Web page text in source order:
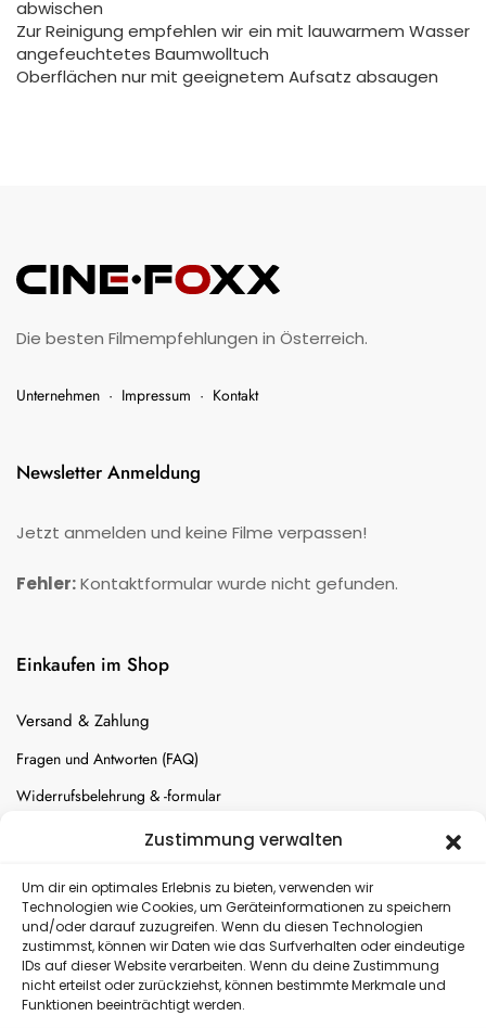
Zustimmung verwalten
Um dir ein optimales Erlebnis zu bieten, verwenden wir
Technologien wie Cookies, um Geräteinformationen zu speichern
und/oder darauf zuzugreifen. Wenn du diesen Technologien
zustimmst, können wir Daten wie das Surfverhalten oder eindeutige
IDs auf dieser Website verarbeiten. Wenn du deine Zustimmung
nicht erteilst oder zurückziehst, können bestimmte Merkmale und
Funktionen beeinträchtigt werden.
abwischen
Zur Reinigung empfehlen wir ein mit lauwarmem Wasser
angefeuchtetes Baumwolltuch
Oberflächen nur mit geeignetem Aufsatz absaugen
Die besten Filmempfehlungen in Österreich.
Unternehmen · Impressum · Kontakt
Newsletter Anmeldung
Jetzt anmelden und keine Filme verpassen!
Fehler:Kontaktformular wurde nicht gefunden.
Einkaufen im Shop
Versand & Zahlung
Fragen und Antworten (FAQ)
Widerrufsbelehrung & -formular
Batterien-Entsorgung
Versand
Kostenloser Rückversand